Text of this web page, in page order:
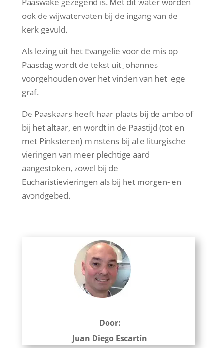
ook de wijwatervaten bij de ingang van de
kerk gevuld.
Als lezing uit het Evangelie voor de mis op
Paasdag wordt de tekst uit Johannes
voorgehouden over het vinden van het lege
graf.
De Paaskaars heeft haar plaats bij de ambo of
bij het altaar, en wordt in de Paastijd (tot en
met Pinksteren) minstens bij alle liturgische
vieringen van meer plechtige aard
aangestoken, zowel bij de
Eucharistievieringen als bij het morgen- en
avondgebed.
Door:
Juan Diego Escartín